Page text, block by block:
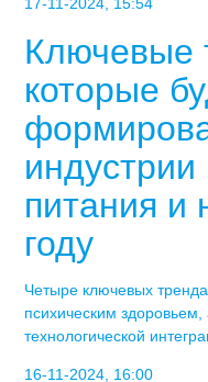
Ключевые
которые
индустрии
питания и
году
Четыре ключевых
психическим
технологической
16-11-2024, 16:00